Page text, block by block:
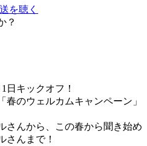
を聴く
？
日キックオフ！
春のウェルカムキャンペーン」
さんから、この春から聞き始め
さんまで！